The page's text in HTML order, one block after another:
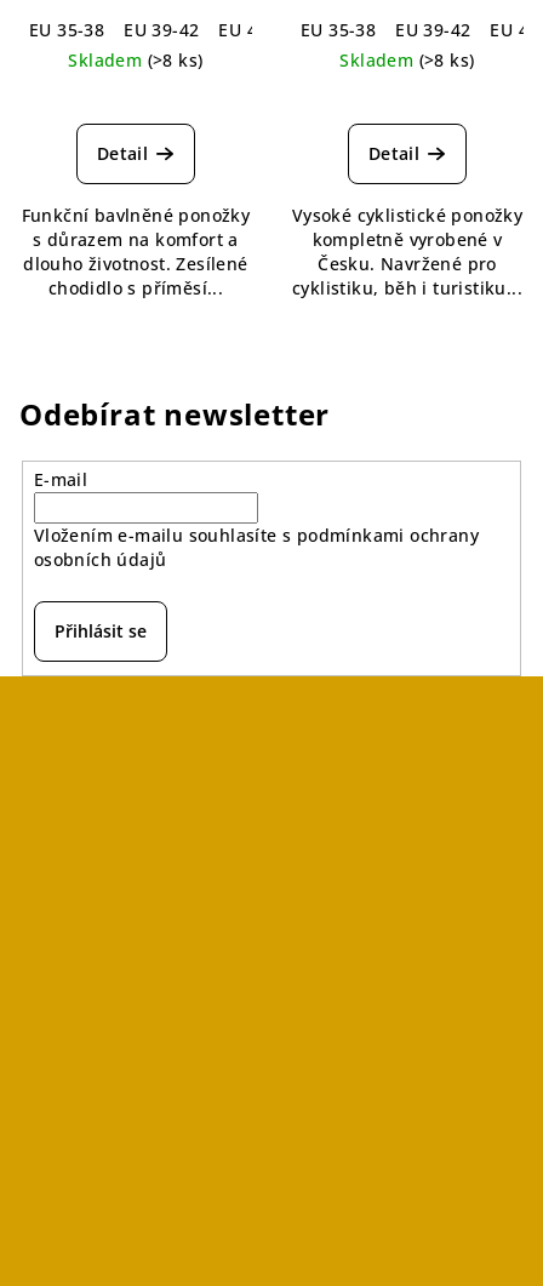
EU 35-38
EU 39-42
EU 43-46
Skladem (>8 ks)
hodnocení
produktu
z
5
hvězdiček.
Detail
Funkční bavlněné ponožky
s důrazem na komfort a
dlouho životnost. Zesílené
chodidlo s příměsí...
EU 35-38
EU 39-42
EU
Skladem (>8 ks)
hodnocení
produktu
z
5
hvězdiček.
Detail
Vysoké cyklistické ponožky
kompletně vyrobené v
Česku. Navržené pro
cyklistiku, běh i turistiku...
Odebírat newsletter
E-mail
Vložením e-mailu souhlasíte s podmínkami ochrany
osobních údajů
Přihlásit se